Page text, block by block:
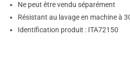
Ne peut être vendu séparément
Résistant au lavage en machine à
Identification produit : ITA72150